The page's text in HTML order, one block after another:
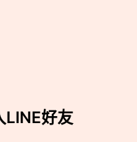
LINE好友